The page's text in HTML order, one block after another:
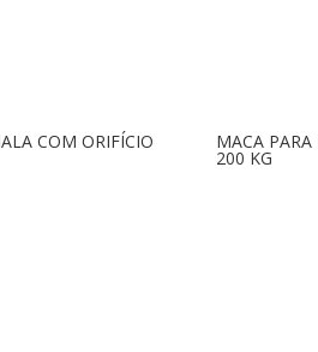
COM ORIFÍCIO MACA
200 KG